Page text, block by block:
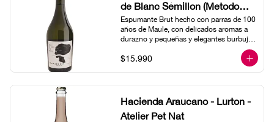
de Blanc Sémillon (Metodo
Tradicional)
Espumante Brut hecho con parras de 100
años de Maule, con delicados aromas a
durazno y pequeñas y elegantes burbujas
que acompañan hasta el final. Elaborado
de cepa Sémillon y única  fermentación
aperitivo; perfecto para acompañar un
fois gras; magnífico para acompañarlo
con ostras.
$15.990
Hacienda Araucano - Lurton -
Atelier Pet Nat